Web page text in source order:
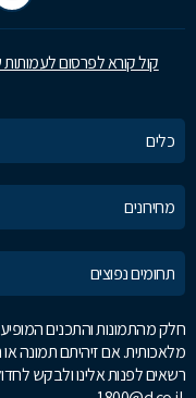
קול קורא לפרסום
כלים
מחירונים
תחומים נפוצים
חלק מהתמונות והתכנים
מלאכותית. אם זיהיתם תמונה או
רשאים לפנות אלינו ולבקש